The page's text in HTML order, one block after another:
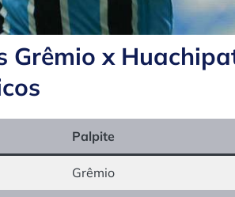
Grêmio x
Palpite
Grêmio